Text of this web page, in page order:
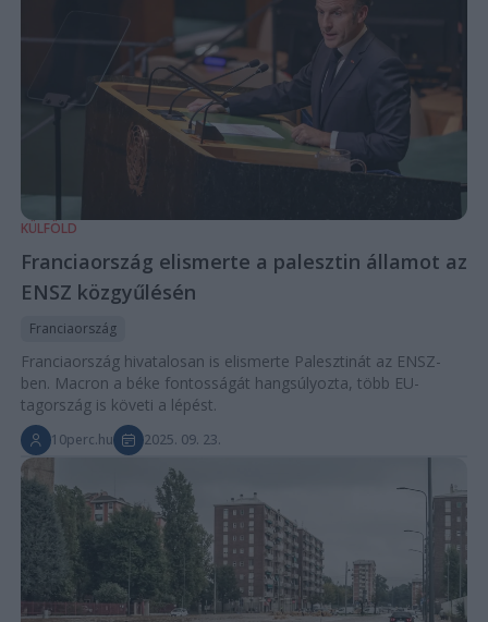
KÜLFÖLD
Franciaország elismerte a palesztin államot az
ENSZ közgyűlésén
Franciaország
Franciaország hivatalosan is elismerte Palesztinát az ENSZ-
ben. Macron a béke fontosságát hangsúlyozta, több EU-
tagország is követi a lépést.
10perc.hu 2025. 09. 23.